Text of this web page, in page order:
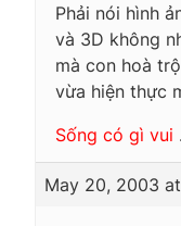
Phải nói hình
và 3D không
mà con hoà
vừa hiện thực
Sống có gì vui .
May 20, 2003